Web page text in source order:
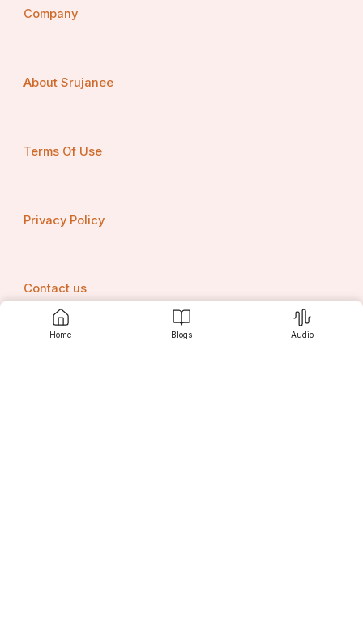
Home Blogs Audio
Company
About Srujanee
Terms Of Use
Privacy Policy
Contact us